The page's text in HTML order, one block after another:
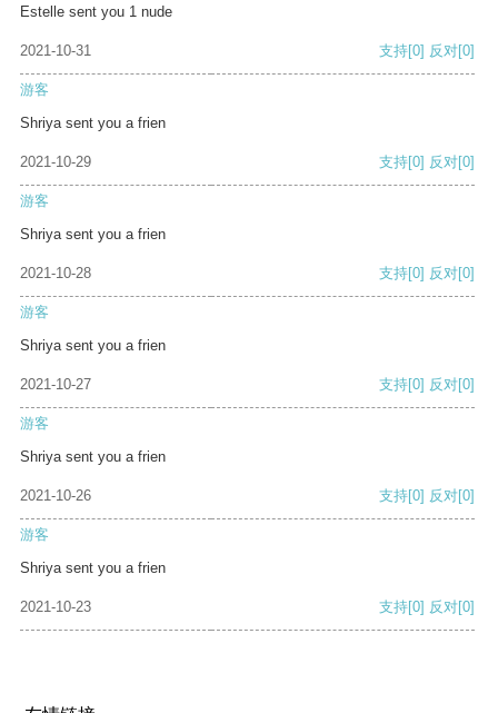
Estelle sent you 1 nude
2021-10-31 支持[0] 反对[0]
游客
Shriya sent you a frien
2021-10-29 支持[0] 反对[0]
游客
Shriya sent you a frien
2021-10-28 支持[0] 反对[0]
游客
Shriya sent you a frien
2021-10-27 支持[0] 反对[0]
游客
Shriya sent you a frien
2021-10-26 支持[0] 反对[0]
游客
Shriya sent you a frien
2021-10-23 支持[0] 反对[0]